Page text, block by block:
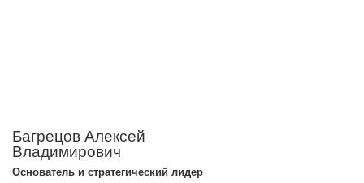
Багрецов Алексей
Владимирович
Основатель и стратегический лидер